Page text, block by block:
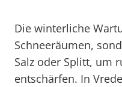
Die winterliche
Schneeräumen,
Salz oder Splitt, um
entschärfen. In